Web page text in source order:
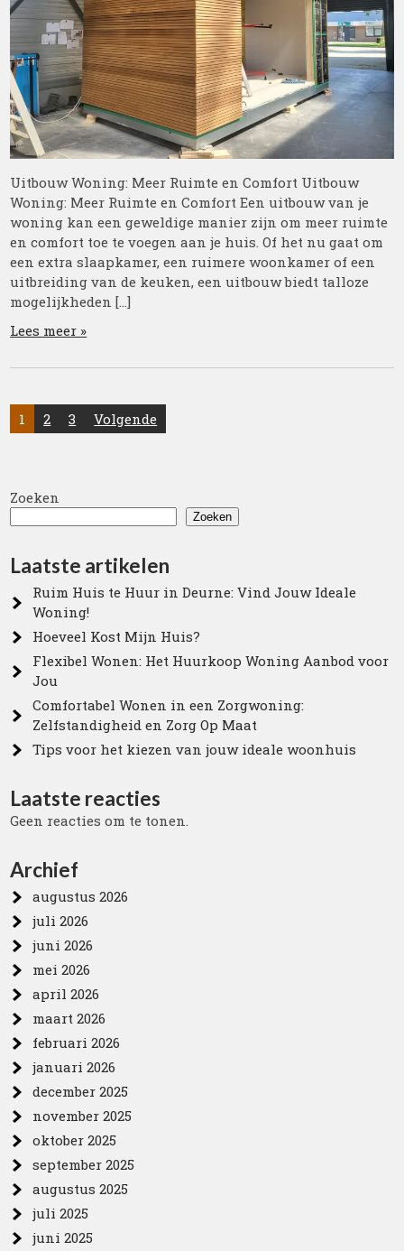
Uitbouw Woning: Meer Ruimte en Comfort Uitbouw
Woning: Meer Ruimte en Comfort Een uitbouw van je
woning kan een geweldige manier zijn om meer ruimte
en comfort toe te voegen aan je huis. Of het nu gaat om
een extra slaapkamer, een ruimere woonkamer of een
uitbreiding van de keuken, een uitbouw biedt talloze
mogelijkheden […]
Lees meer »
Posts
pagination
1 2 3 Volgende
Zoeken
Zoeken
Laatste artikelen
Ruim Huis te Huur in Deurne: Vind Jouw Ideale
Woning!
Hoeveel Kost Mijn Huis?
Flexibel Wonen: Het Huurkoop Woning Aanbod voor
Jou
Comfortabel Wonen in een Zorgwoning:
Zelfstandigheid en Zorg Op Maat
Tips voor het kiezen van jouw ideale woonhuis
Laatste reacties
Geen reacties om te tonen.
Archief
augustus 2026
juli 2026
juni 2026
mei 2026
april 2026
maart 2026
februari 2026
januari 2026
december 2025
november 2025
oktober 2025
september 2025
augustus 2025
juli 2025
juni 2025